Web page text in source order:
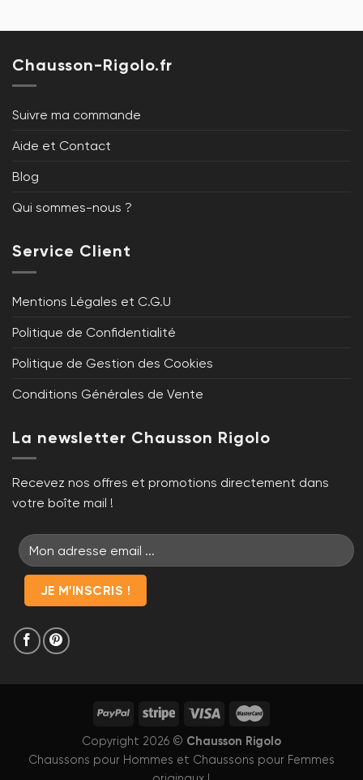
Chausson-Rigolo.fr
Suivre ma commande
Aide et Contact
Blog
Qui sommes-nous ?
Service Client
Mentions Légales et C.G.U
Politique de Confidentialité
Politique de Gestion des Cookies
Conditions Générales de Vente
La newsletter Chausson Rigolo
Recevez nos offres et promotions directement dans
votre boîte mail !
Copyright 2026 © Chausson Rigolo
Chaussons pour Hommes et Chaussons pour Femmes